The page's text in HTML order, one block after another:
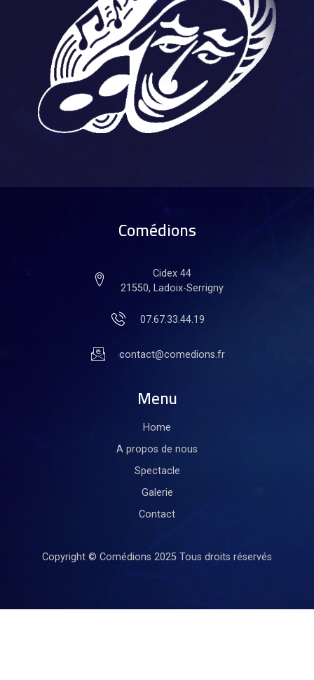
Comédions
Cidex 44
21550, Ladoix-Serrigny
07.67.33.44.19
contact@comedions.fr
Menu
Home
A propos de nous
Spectacle
Galerie
Contact
Copyright © Comédions 2025 Tous droits réservés